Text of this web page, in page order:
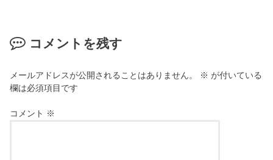
コメントを残す
メールアドレスが公開されることはありません。 ※ が付いている
欄は必須項目です
コメント ※